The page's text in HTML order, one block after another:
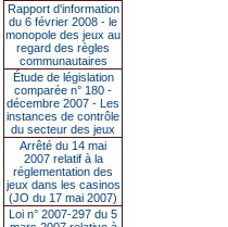
Rapport d'information
du 6 février 2008 - le
monopole des jeux au
regard des règles
communautaires
Étude de législation
comparée n° 180 -
décembre 2007 - Les
instances de contrôle
du secteur des jeux
Arrêté du 14 mai
2007 relatif à la
réglementation des
jeux dans les casinos
(JO du 17 mai 2007)
Loi n° 2007-297 du 5